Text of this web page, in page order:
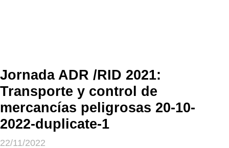
Jornada ADR /RID 2021:
Transporte y control de
mercancías peligrosas 20-10-
2022-duplicate-1
22/11/2022